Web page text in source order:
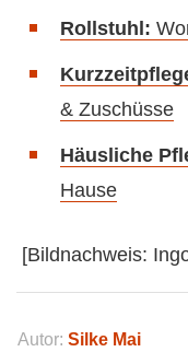
Rollstuhl:
& Zuschüsse
Häusliche
Hause
[Bildnachweis:
Autor: Silke Mai